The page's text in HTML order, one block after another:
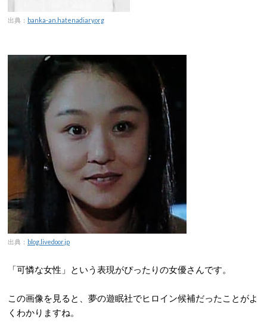
出典： banka-an.hatenadiary.org
出典： blog.livedoor.jp
「可憐な女性」という表現がぴったりの女優さんです。
この画像を見ると、夢の遊眠社でヒロイン候補だったことがよ
くわかりますね。